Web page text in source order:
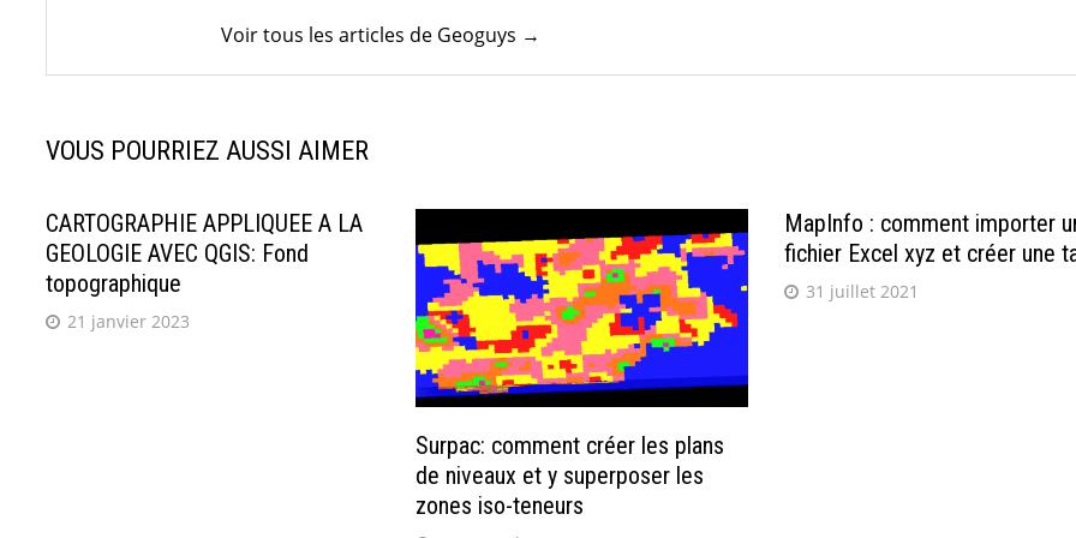
Voir tous les articles de Geoguys →
VOUS POURRIEZ AUSSI AIMER
CARTOGRAPHIE APPLIQUEE A LA
GEOLOGIE AVEC QGIS: Fond
topographique
21 janvier 2023
Surpac: comment créer les plans
de niveaux et y superposer les
zones iso-teneurs
MapInfo : comment importer
fichier Excel xyz et créer une
31 juillet 2021